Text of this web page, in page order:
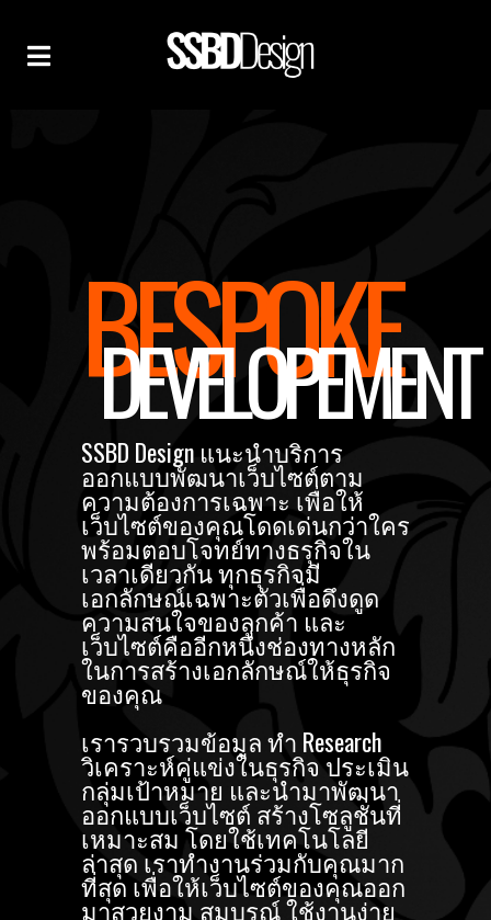
BESPOKE
DEVELOPEMENT
SSBD Design แนะนำบริการ
ออกแบบพัฒนาเว็บไซต์ตาม
ความต้องการเฉพาะ เพื่อให้
เว็บไซต์ของคุณโดดเด่นกว่าใคร
พร้อมตอบโจทย์ทางธรุกิจใน
เวลาเดียวกัน ทุกธุรกิจมี
เอกลักษณ์เฉพาะตัวเพื่อดึงดูด
ความสนใจของลูกค้า และ
เว็บไซต์คืออีกหนึ่งช่องทางหลัก
ในการสร้างเอกลักษณ์ให้ธุรกิจ
ของคุณ
เรารวบรวมข้อมูล ทำ Research
วิเคราะห์คู่แข่งในธุรกิจ ประเมิน
กลุ่มเป้าหมาย และนำมาพัฒนา
ออกแบบเว็บไซต์ สร้างโซลูชั่นที่
เหมาะสม โดยใช้เทคโนโลยี
ล่าสุด เราทำงานร่วมกับคุณมาก
ที่สุด เพื่อให้เว็บไซต์ของคุณออก
มาสวยงาม สมบูรณ์ ใช้งานง่าย